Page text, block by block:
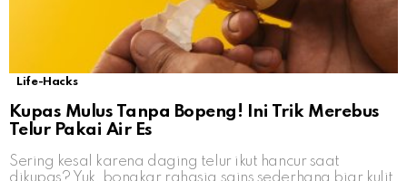
Life-Hacks
Kupas Mulus Tanpa Bopeng! Ini Trik Merebus
Telur Pakai Air Es
Sering kesal karena daging telur ikut hancur saat
dikupas? Yuk, bongkar rahasia sains sederhana biar kulit